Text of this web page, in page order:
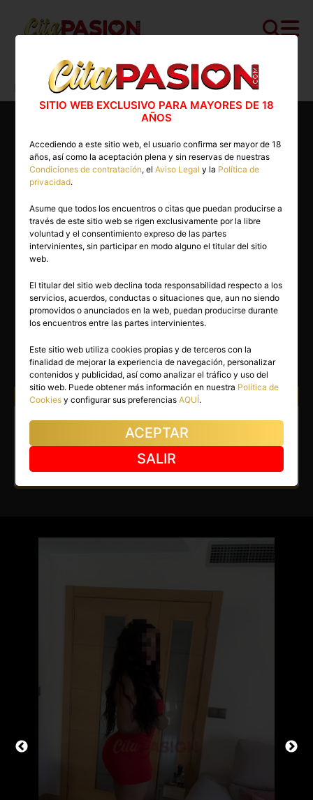
Cita PASION.COM>Escorts>Málaga>
Málaga capital>Chocolatico
27 años
CHOCOLATICO
Málaga capital(Málaga)
(15)
Atiendo a: Hombres
Escort en Málaga capital.
Buscando diversión en Málaga.
SITIO WEB EXCLUSIVO PARA MAYORES DE 18
AÑOS
Accediendo a este sitio web, el usuario confirma ser mayor de 18
años, así como la aceptación plena y sin reservas de nuestras
Condiciones de contratación, elAviso Legal y la Política de
privacidad.
Asume que todos los encuentros o citas que puedan producirse a
través de este sitio web se rigen exclusivamente por la libre
voluntad y el consentimiento expreso de las partes
intervinientes, sin participar en modo alguno el titular del sitio
web.
El titular del sitio web declina toda responsabilidad respecto a los
servicios, acuerdos, conductas o situaciones que, aun no siendo
promovidos o anunciados en la web, puedan producirse durante
los encuentros entre las partes intervinientes.
Este sitio web utiliza cookies propias y de terceros con la
finalidad de mejorar la experiencia de navegación, personalizar
contenidos y publicidad, así como analizar el tráfico y uso del
sitio web. Puede obtener más información en nuestra Política de
Cookies y configurar sus preferenciasAQUÍ.
ACEPTAR
SALIR